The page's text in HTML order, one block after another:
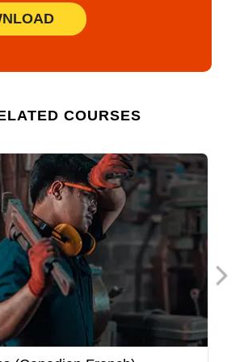
COURSES